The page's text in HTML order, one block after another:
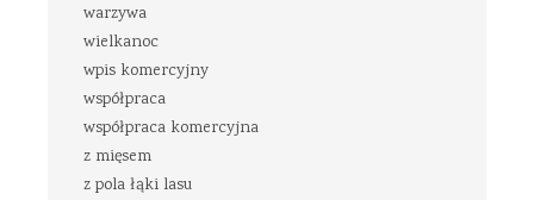
warzywa
wielkanoc
wpis komercyjny
współpraca
współpraca komercyjna
z mięsem
z pola łąki lasu